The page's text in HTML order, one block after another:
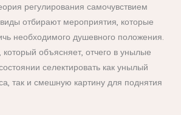
регулирования самочувствием
отбирают мероприятия, которые
необходимого душевного положения.
объясняет, отчего в унылые
селектировать как унылый
так и смешную картину для поднятия